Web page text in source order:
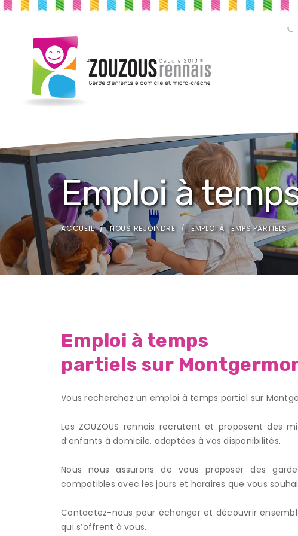
Emploi à
ACCUEIL NOUS REJOINDRE EMPLOI À TEMPS PARTIELS
Emploi à temps
partiels sur
Vous recherchez un emploi à temps partiel sur
Les ZOUZOUS rennais recrutent et proposent des
d’enfants à domicile, adaptées à vos disponibilités.
Nous nous assurons de vous proposer des
compatibles avec les jours et horaires que vous
Contactez-nous pour échanger et découvrir
qui s’offrent à vous.